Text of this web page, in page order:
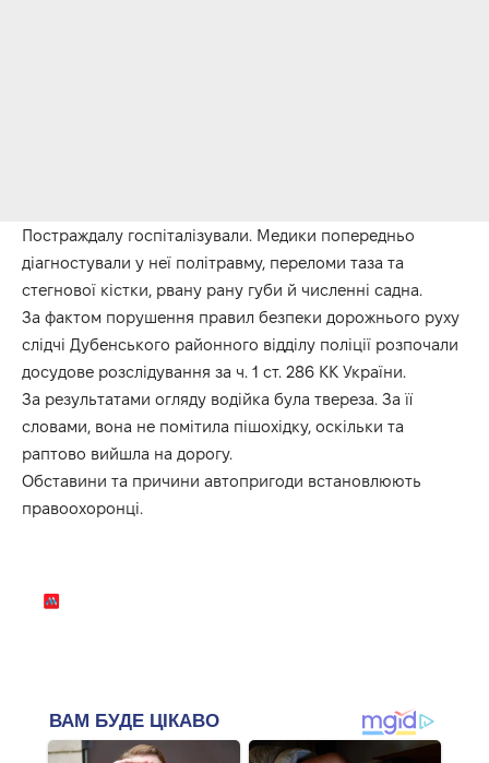
Постраждалу госпіталізували. Медики попередньо
діагностували у неї політравму, переломи таза та
стегнової кістки, рвану рану губи й численні садна.
За фактом порушення правил безпеки дорожнього руху
слідчі Дубенського районного відділу поліції розпочали
досудове розслідування за ч. 1 ст. 286 КК України.
За результатами огляду водійка була твереза. За її
словами, вона не помітила пішохідку, оскільки та
раптово вийшла на дорогу.
Обставини та причини автопригоди встановлюють
правоохоронці.